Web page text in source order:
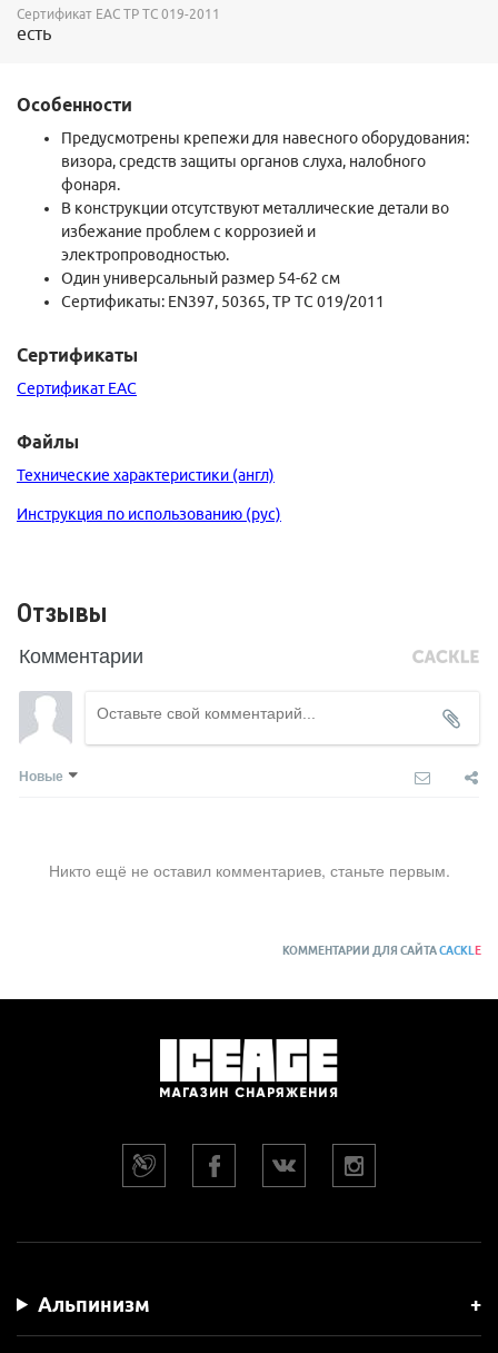
система открытия подбородочного ремня србатывает при
нагрузке от 15 до 25 кг.
EN 397 + боковая деформация (LD), защита от электрического
тока (440 В), работа при низких температурах (-20 С), защита от
брызг расплавленного металла (ММ).
EN 50365 Class 0, для использования вблизи токоведущих
устройств до 1000 В переменного или 1500 В постоянного тока.
Сертификат ЕАС ТР ТС 019-2011
есть
Особенности
Предусмотрены крепежи для навесного оборудования:
визора, средств защиты органов слуха, налобного
фонаря.
В конструкции отсутствуют металлические детали во
избежание проблем с коррозией и
электропроводностью.
Один универсальный размер 54-62 см
Сертификаты: EN397, 50365, ТР ТС 019/2011
Сертификаты
Сертификат EAC
Файлы
Технические характеристики (англ)
Инструкция по использованию (рус)
Отзывы
Комментарии
Новые
Никто ещё не оставил комментариев, станьте первым.
КОММЕНТАРИИ ДЛЯ САЙТАCACKL E
Альпинизм